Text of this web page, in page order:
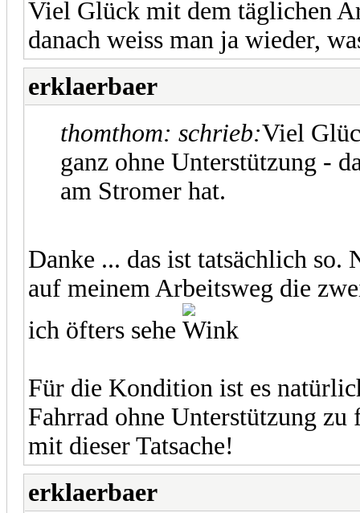
Viel Glück mit dem täglichen
danach weiss man ja wieder,
erklaerbaer
thomthom: schrieb:Viel
ganz ohne Unterstützung -
am Stromer hat.
Danke ... das ist tatsächlich
auf meinem Arbeitsweg die
ich öfters sehe
Für die Kondition ist es
Fahrrad ohne Unterstützung
mit dieser Tatsache!
erklaerbaer